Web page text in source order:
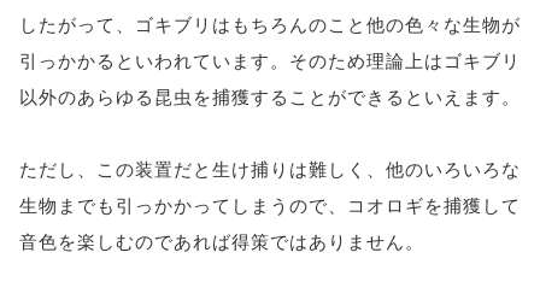
したがって、ゴキブリはもちろんのこと他の色々な生物が
引っかかるといわれています。そのため理論上はゴキブリ
以外のあらゆる昆虫を捕獲することができるといえます。
ただし、この装置だと生け捕りは難しく、他のいろいろな
生物までも引っかかってしまうので、コオロギを捕獲して
音色を楽しむのであれば得策ではありません。